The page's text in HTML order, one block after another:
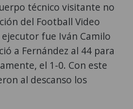
técnico visitante no
del Football Video
ejecutor fue Iván Camilo
a Fernández al 44 para
el 1-0. Con este
al descanso los